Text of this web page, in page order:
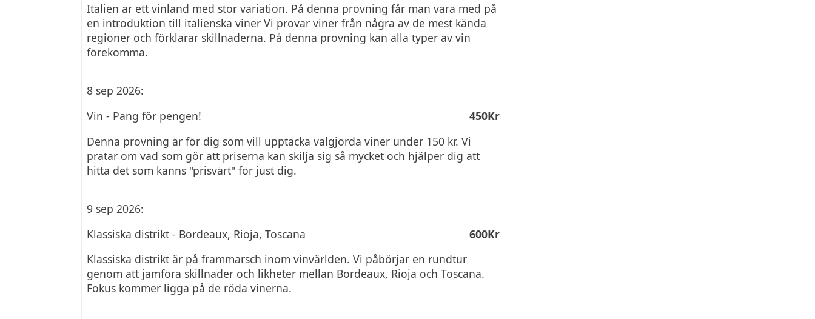
Italien är ett vinland med stor variation. På denna provning får man vara med på
en introduktion till italienska viner Vi provar viner från några av de mest kända
regioner och förklarar skillnaderna. På denna provning kan alla typer av vin
förekomma.
8 sep 2026:
Vin - Pang för pengen!
450Kr
Denna provning är för dig som vill upptäcka välgjorda viner under 150 kr. Vi
pratar om vad som gör att priserna kan skilja sig så mycket och hjälper dig att
hitta det som känns "prisvärt" för just dig.
9 sep 2026:
Klassiska distrikt - Bordeaux, Rioja, Toscana
600Kr
Klassiska distrikt är på frammarsch inom vinvärlden. Vi påbörjar en rundtur
genom att jämföra skillnader och likheter mellan Bordeaux, Rioja och Toscana.
Fokus kommer ligga på de röda vinerna.